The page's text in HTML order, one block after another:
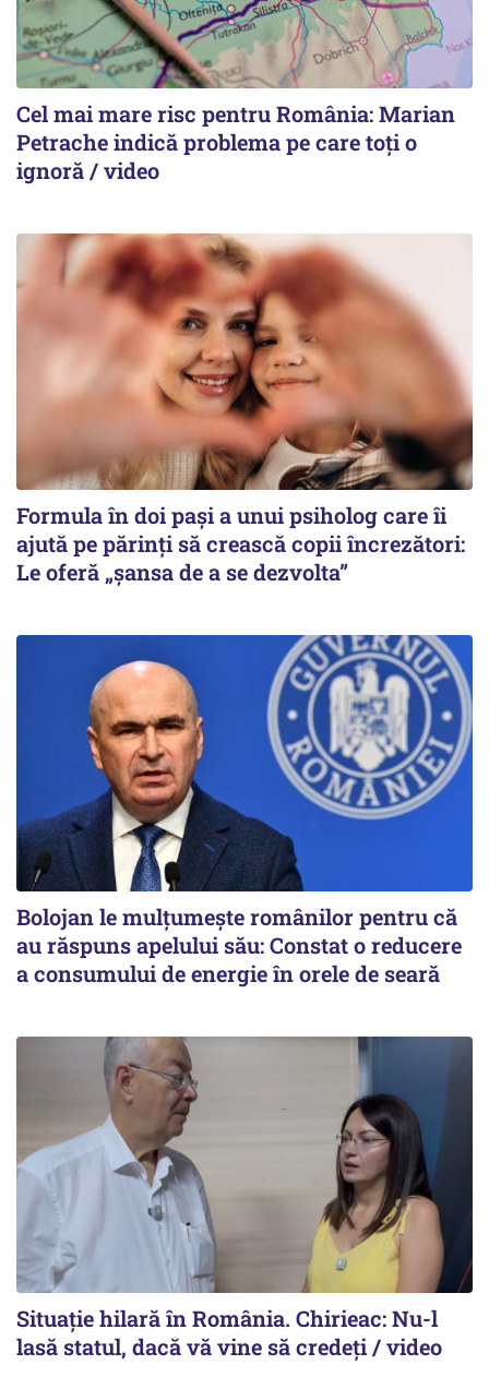
Cel mai mare risc pentru România: Marian
Petrache indică problema pe care toți o
ignoră / video
Formula în doi pași a unui psiholog care îi
ajută pe părinți să crească copii încrezători:
Le oferă „șansa de a se dezvolta”
Bolojan le mulțumește românilor pentru că
au răspuns apelului său: Constat o reducere
a consumului de energie în orele de seară
Situație hilară în România. Chirieac: Nu-l
lasă statul, dacă vă vine să credeți / video